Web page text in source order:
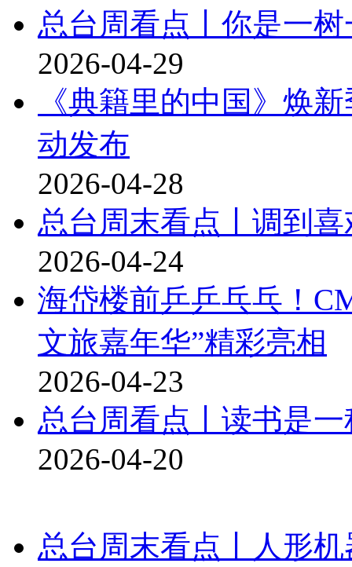
总台周看点丨你是一
2026-04-29
《典籍里的中国》焕
动发布
2026-04-28
总台周末看点丨调到
2026-04-24
海岱楼前乒乒乓乓！
文旅嘉年华”精彩亮相
2026-04-23
总台周看点丨读书是
2026-04-20
总台周末看点丨人形